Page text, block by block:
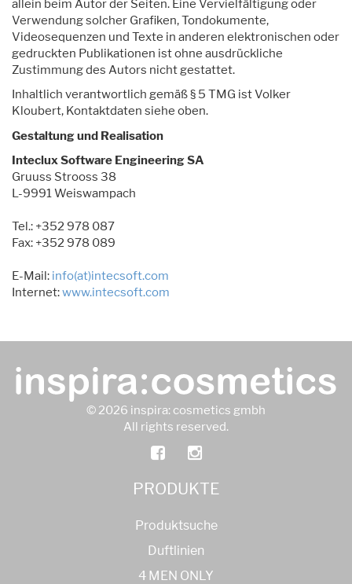
allein beim Autor der Seiten. Eine Vervielfältigung oder
Verwendung solcher Grafiken, Tondokumente,
Videosequenzen und Texte in anderen elektronischen oder
gedruckten Publikationen ist ohne ausdrückliche
Zustimmung des Autors nicht gestattet.
Inhaltlich verantwortlich gemäß § 5 TMG ist Volker
Kloubert, Kontaktdaten siehe oben.
Gestaltung und Realisation
Inteclux Software Engineering SA
Gruuss Strooss 38
L-9991 Weiswampach
Tel.: +352 978 087
Fax: +352 978 089
E-Mail: info(at)intecsoft.com
Internet:www.intecsoft.com
© 2026 inspira: cosmetics gmbh
All rights reserved.
PRODUKTE
Produktsuche
Duftlinien
4 MEN ONLY